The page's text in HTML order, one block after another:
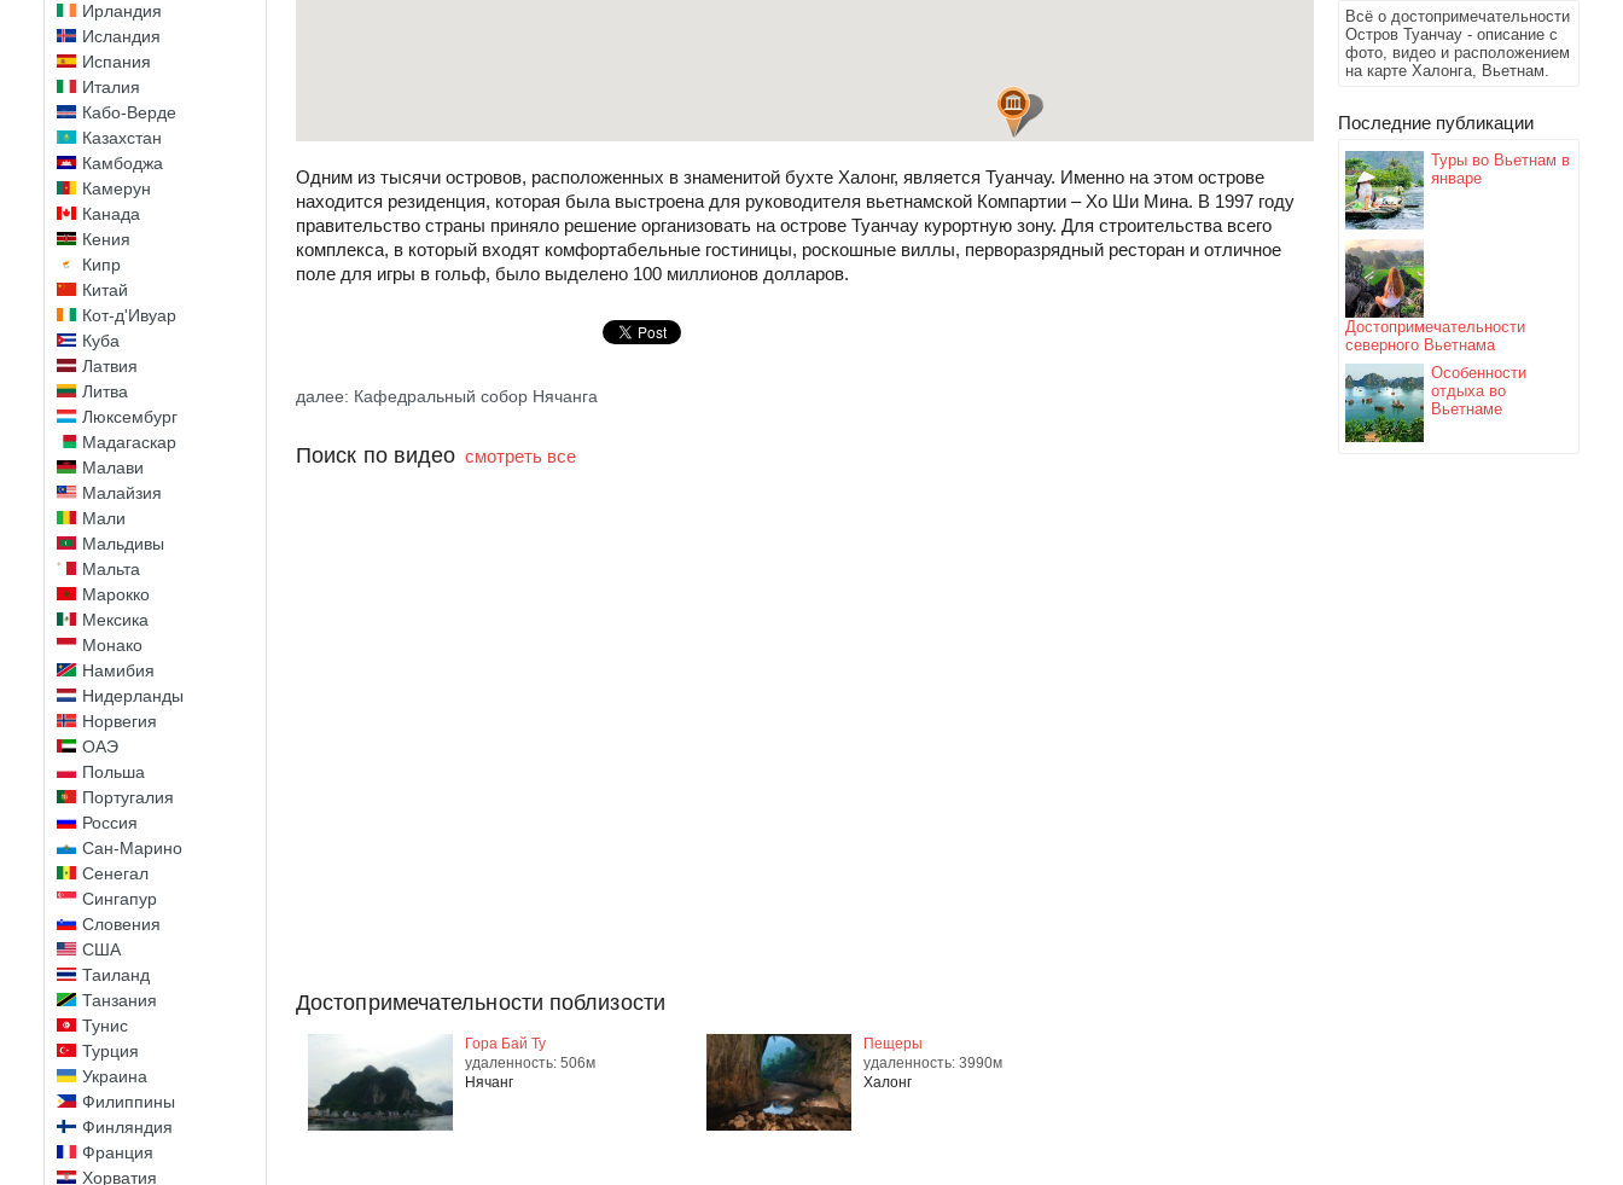
Ирландия
Исландия
Испания
Италия
Кабо-Верде
Казахстан
Камбоджа
Камерун
Канада
Кения
Кипр
Китай
Кот-д'Ивуар
Куба
Латвия
Литва
Люксембург
Мадагаскар
Малави
Малайзия
Мали
Мальдивы
Мальта
Марокко
Мексика
Монако
Намибия
Нидерланды
Норвегия
ОАЭ
Польша
Португалия
Россия
Сан-Марино
Сенегал
Сингапур
Словения
США
Таиланд
Танзания
Тунис
Турция
Украина
Филиппины
Финляндия
Франция
Хорватия
Всё о достопримечательности
Остров Туанчау - описание с
фото, видео и расположением
на карте Халонга, Вьетнам.
Последние публикации
Туры во Вьетнам в
январе
Достопримечательности
северного Вьетнама
Особенности
отдыха во
Вьетнаме
Одним из тысячи островов, расположенных в знаменитой бухте Халонг, является Туанчау. Именно на этом острове
находится резиденция, которая была выстроена для руководителя вьетнамской Компартии – Хо Ши Мина. В 1997 году
правительство страны приняло решение организовать на острове Туанчау курортную зону. Для строительства всего
комплекса, в который входят комфортабельные гостиницы, роскошные виллы, перворазрядный ресторан и отличное
поле для игры в гольф, было выделено 100 миллионов долларов.
далее: Кафедральный собор Нячанга
Поиск по видео смотреть все
Достопримечательности поблизости
Гора Бай Ту
удаленность: 506м
Нячанг
Пещеры
удаленность: 3990м
Халонг